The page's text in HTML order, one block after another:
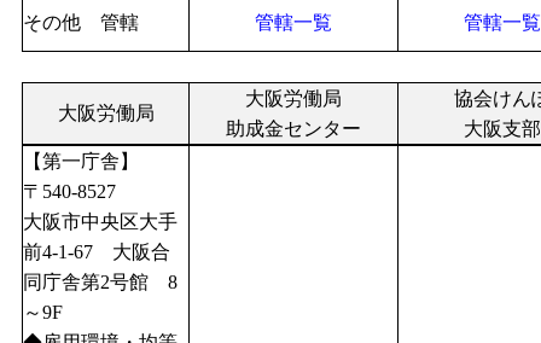
その他 管轄 管轄一覧 管轄一覧
大阪労働局
大阪労働局
助成金センター
協会けん
大阪支部
【第一庁舎】
〒540-8527
大阪市中央区大手
前4-1-67 大阪合
同庁舎第2号館 8
～9F